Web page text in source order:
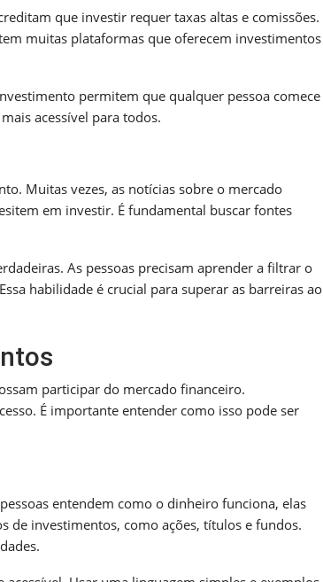
que investir requer taxas altas e comissões.
muitas plataformas que oferecem investimentos
permitem que qualquer pessoa comece
acessível para todos.
Muitas vezes, as notícias sobre o mercado
em investir. É fundamental buscar fontes
As pessoas precisam aprender a filtrar o
habilidade é crucial para superar as barreiras ao
participar do mercado financeiro.
É importante entender como isso pode ser
entendem como o dinheiro funciona, elas
de investimentos, como ações, títulos e fundos.